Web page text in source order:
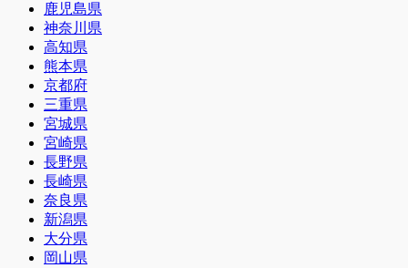
鹿児島県
神奈川県
高知県
熊本県
京都府
三重県
宮城県
宮崎県
長野県
長崎県
奈良県
新潟県
大分県
岡山県